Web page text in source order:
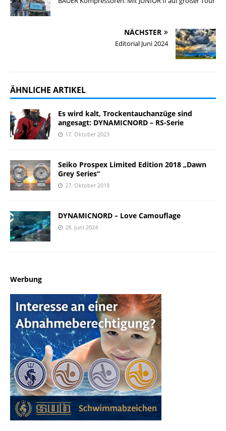
NÄCHSTER
Editorial Juni 2024
ÄHNLICHE ARTIKEL
Es wird kalt, Trockentauchanzüge sind
angesagt: DYNAMICNORD – RS-Serie
17. Oktober 2023
Seiko Prospex Limited Edition 2018 „Dawn
Grey Series“
27. Oktober 2018
DYNAMICNORD – Love Camouflage
28. Juni 2024
Werbung